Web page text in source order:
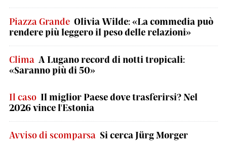
Piazza Grande Olivia Wilde: «La commedia può
rendere più leggero il peso delle relazioni»
Clima A Lugano record di notti tropicali:
«Saranno più di 50»
Il caso Il miglior Paese dove trasferirsi? Nel
2026 vince l'Estonia
Avviso di scomparsa Si cerca Jürg Morger